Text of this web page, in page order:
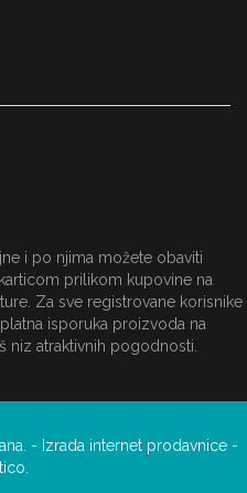
i po njima možete obaviti
prilikom kupovine na
Za sve registrovane korisnike
isporuka proizvoda na
niz atraktivnih pogodnosti.
- Izrada internet prodavnice -